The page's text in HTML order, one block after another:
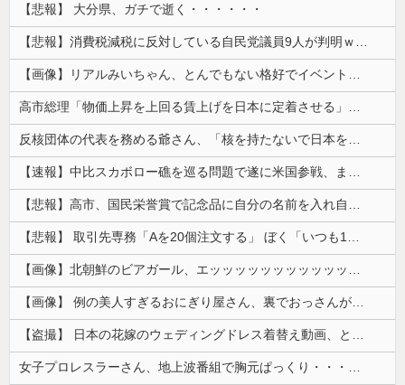
【悲報】 大分県、ガチで逝く・・・・・・
【悲報】消費税減税に反対している自民党議員9人が判明ｗｗｗｗｗｗ
【画像】リアルみいちゃん、とんでもない格好でイベント出演するwwwwwwwwww
高市総理「物価上昇を上回る賃上げを日本に定着させる」⇒ 国家公務員月給3.51％増へ
反核団体の代表を務める爺さん、「核を持たないで日本を守れますか」と中学生に詰問された結果……
【速報】中比スカボロー礁を巡る問題で遂に米国参戦、まさかのこっち擁護であっち批判！！
【悲報】高市、国民栄誉賞で記念品に自分の名前を入れ自分メインのPV撮影して炎上中w w w w w w w w w
【悲報】 取引先専務「Aを20個注文する」 ぼく「いつも1～2個しか使わないけど本当に20であってる？」 取専「あってる」→結果『こう』なったんだが...
【画像】北朝鮮のビアガール、エッッッッッッッッッッッッッッッッッ！
【画像】 例の美人すぎるおにぎり屋さん、裏でおっさんが握っていたｗｗｗｗｗｗｗｗｗｗｗｗｗｗｗｗｗ
【盗撮】 日本の花嫁のウェディングドレス着替え動画、とんでもない神乳だと海外で話題に
女子プロレスラーさん、地上波番組で胸元ぱっくり・・・（※画像あり）